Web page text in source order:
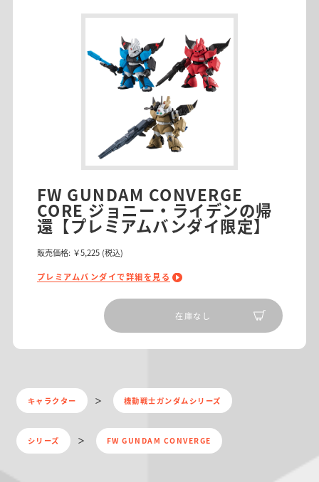
FW GUNDAM CONVERGE
CORE ジョニー・ライデンの帰
還【プレミアムバンダイ限定】
販売価格: ￥5,225 (税込)
プレミアムバンダイで詳細を見る
在庫なし
キャラクター 機動戦士ガンダムシリーズ
シリーズ FW GUNDAM CONVERGE